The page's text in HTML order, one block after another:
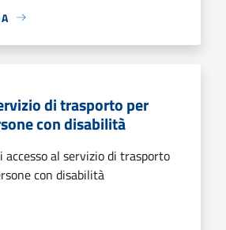
di trasporto per
con disabilità
accesso al servizio di trasporto
con disabilità